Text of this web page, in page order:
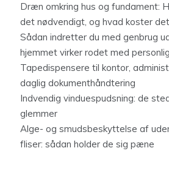
Dræn omkring hus og fundament:
det nødvendigt, og hvad koster
Sådan indretter du med genbrug
hjemmet virker rodet med
Tapedispensere til kontor,
daglig dokumenthåndtering
Indvendig vinduespudsning: de
glemmer
Alge- og smudsbeskyttelse af
fliser: sådan holder de sig pæne